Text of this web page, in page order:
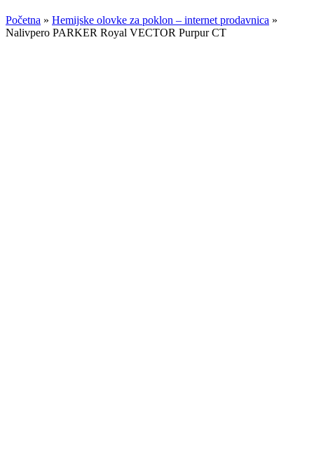
Početna » Hemijske olovke za poklon – internet prodavnica »
Nalivpero PARKER Royal VECTOR Purpur CT